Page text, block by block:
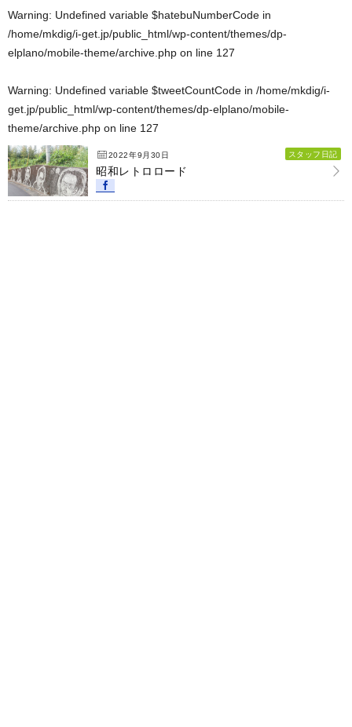
Warning: Undefined variable $hatebuNumberCode in
/home/mkdig/i-get.jp/public_html/wp-content/themes/dp-
elplano/mobile-theme/archive.php on line 127
Warning: Undefined variable $tweetCountCode in /home/mkdig/i-
get.jp/public_html/wp-content/themes/dp-elplano/mobile-
theme/archive.php on line 127
2022年9月30日 スタッフ日記
昭和レトロロード